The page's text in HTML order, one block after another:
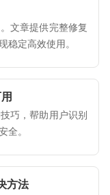
文章提供完整修复
稳定高效使用。
巧，帮助用户识别
全。
方法